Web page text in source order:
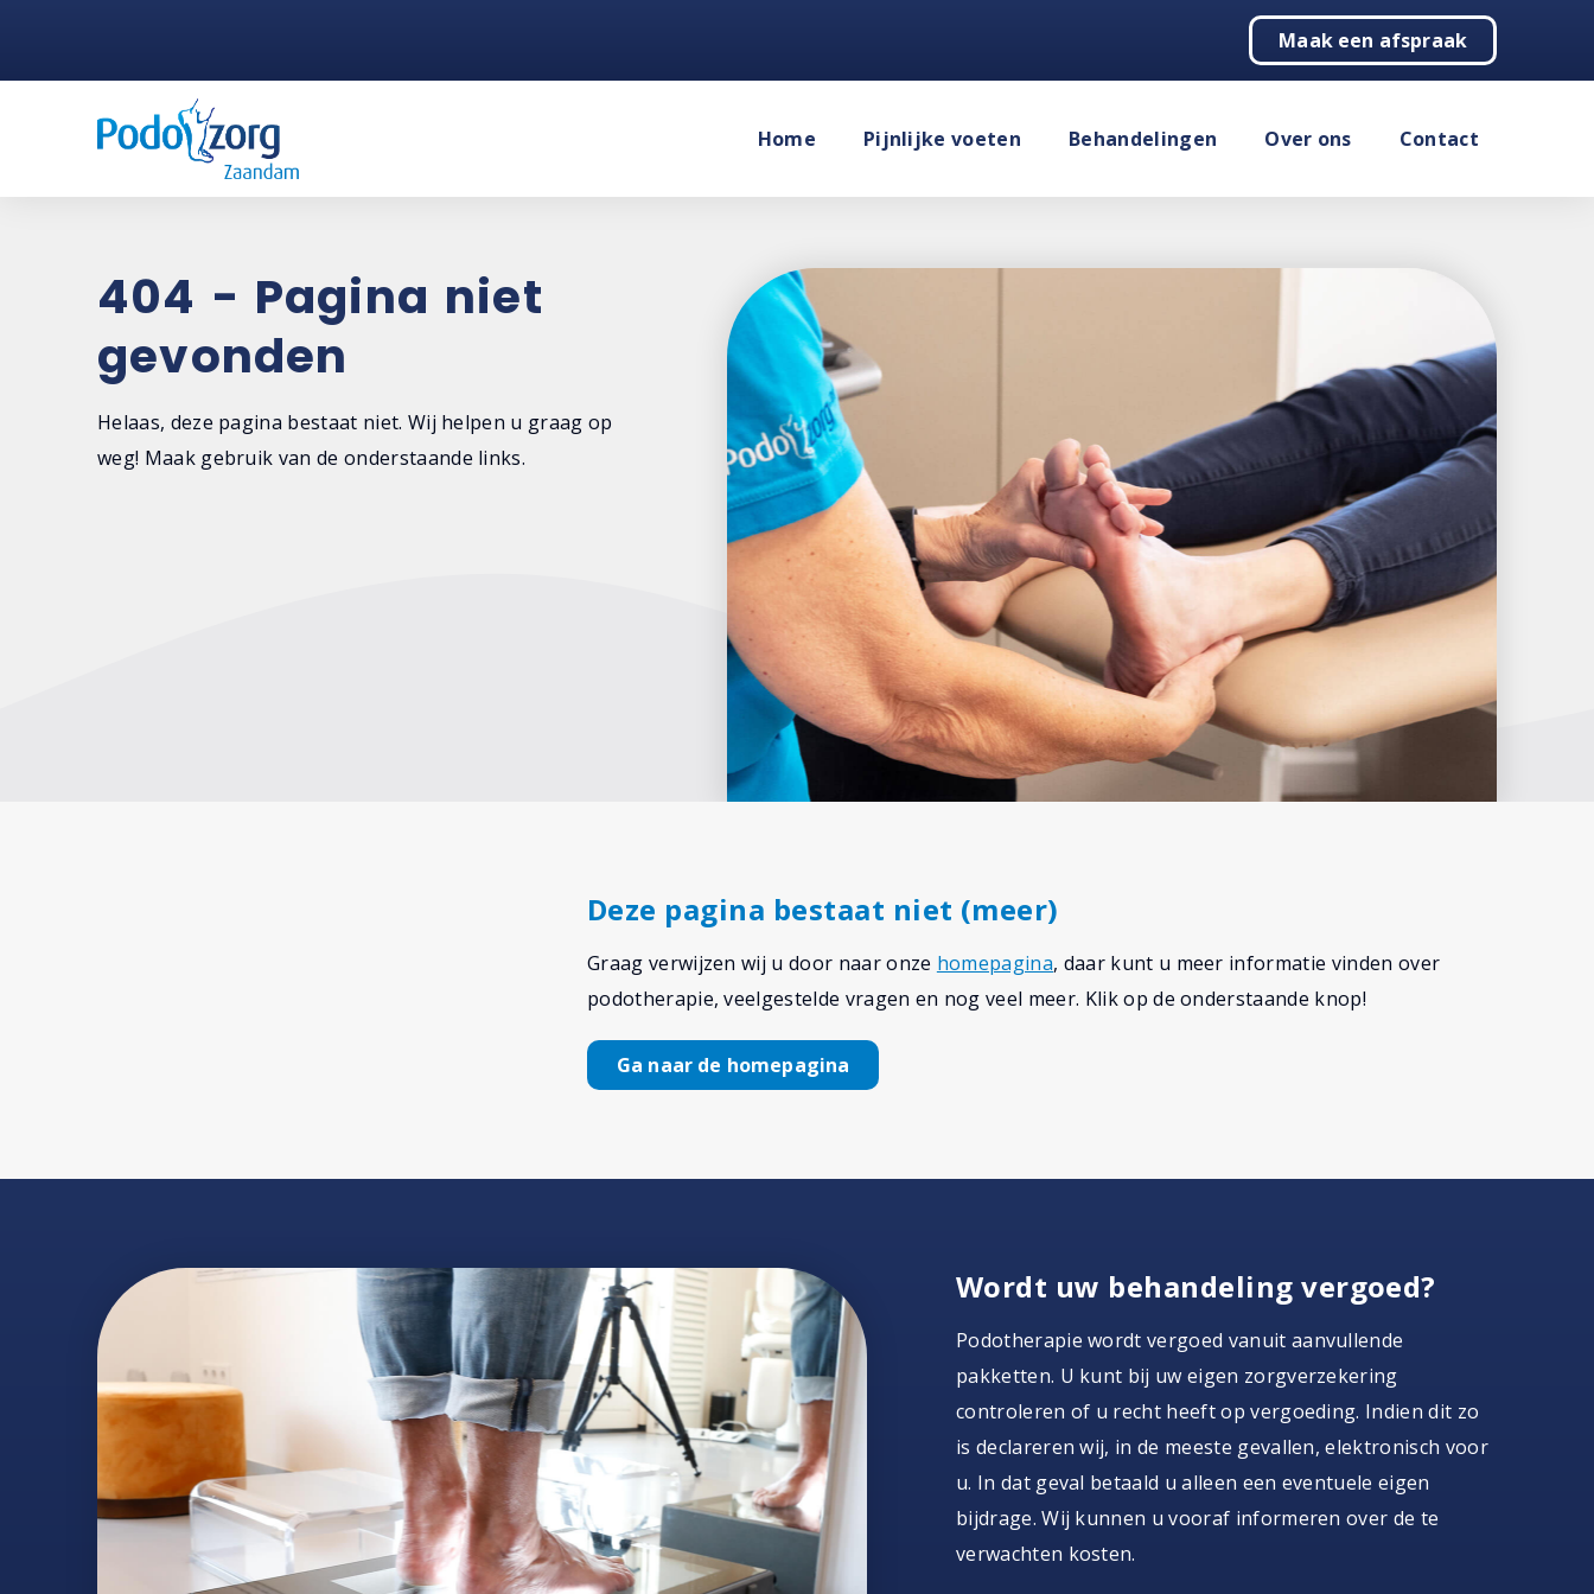
Maak een afspraak
Home Pijnlijke voeten Behandelingen Over ons Contact
404 - Pagina niet
gevonden
Helaas, deze pagina bestaat niet. Wij helpen u graag op
weg! Maak gebruik van de onderstaande links.
Deze pagina bestaat niet (meer)
Graag verwijzen wij u door naar onze homepagina, daar kunt u meer informatie vinden over
podotherapie, veelgestelde vragen en nog veel meer. Klik op de onderstaande knop!
Ga naar de homepagina
Wordt uw behandeling vergoed?
Podotherapie wordt vergoed vanuit aanvullende
pakketten. U kunt bij uw eigen zorgverzekering
controleren of u recht heeft op vergoeding. Indien dit zo
is declareren wij, in de meeste gevallen, elektronisch voor
u. In dat geval betaald u alleen een eventuele eigen
bijdrage. Wij kunnen u vooraf informeren over de te
verwachten kosten.